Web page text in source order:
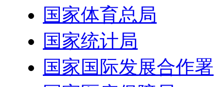
国家体育总局
国家统计局
国家国际发展合作署